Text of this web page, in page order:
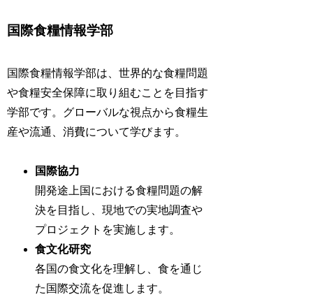
国際食糧情報学部
国際食糧情報学部は、世界的な食糧問題
や食糧安全保障に取り組むことを目指す
学部です。グローバルな視点から食糧生
産や流通、消費について学びます。
国際協力
開発途上国における食糧問題の解
決を目指し、現地での実地調査や
プロジェクトを実施します。
食文化研究
各国の食文化を理解し、食を通じ
た国際交流を促進します。